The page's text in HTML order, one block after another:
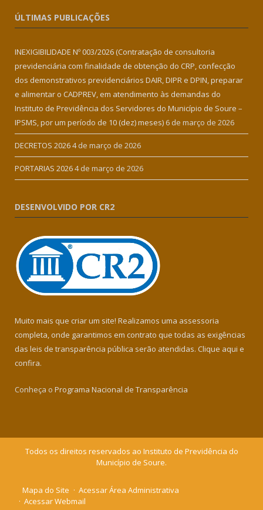
ÚLTIMAS PUBLICAÇÕES
INEXIGIBILIDADE Nº 003/2026 (Contratação de consultoria
previdenciária com finalidade de obtenção do CRP, confecção
dos demonstrativos previdenciários DAIR, DIPR e DPIN, preparar
e alimentar o CADPREV, em atendimento às demandas do
Instituto de Previdência dos Servidores do Município de Soure –
IPSMS, por um período de 10 (dez) meses) 6 de março de 2026
DECRETOS 20264 de março de 2026
PORTARIAS 20264 de março de 2026
DESENVOLVIDO POR CR2
Muito mais que criar um site! Realizamos uma assessoria
completa, onde garantimos em contrato que todas as exigências
das leis de transparência pública serão atendidas. Clique aqui e
confira.
Conheça o Programa Nacional de Transparência
Todos os direitos reservados ao Instituto de Previdência do
Município de Soure.
Mapa do Site
Acessar Área Administrativa
Acessar Webmail